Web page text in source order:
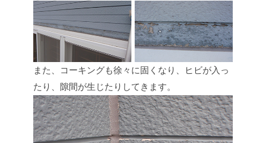
また、コーキングも徐々に固くなり、ヒビが入っ
たり、隙間が生じたりしてきます。